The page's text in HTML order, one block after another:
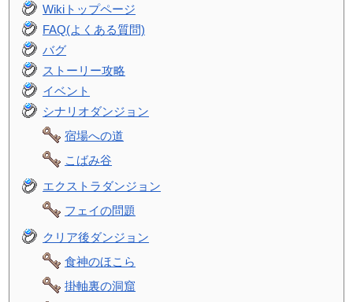
Wikiトップページ
FAQ(よくある質問)
バグ
ストーリー攻略
イベント
シナリオダンジョン
宿場への道
こばみ谷
エクストラダンジョン
フェイの問題
クリア後ダンジョン
食神のほこら
掛軸裏の洞窟